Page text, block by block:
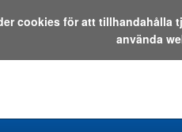
cookies för att tillhandahålla
använda